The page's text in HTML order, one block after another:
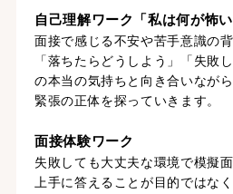
自己理解ワーク「私は何が怖い
面接で感じる不安や苦手意識の
「落ちたらどうしよう」「失敗
の本当の気持ちと向き合いながら
緊張の正体を探っていきます。
面接体験ワーク
失敗しても大丈夫な環境で模擬
上手に答えることが目的ではな